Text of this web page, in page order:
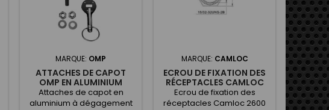
MARQUE: OMP
ATTACHES DE CAPOT
OMP EN ALUMINIUM
Attaches de capot en
aluminium à dégagement
MARQUE: CAMLOC
ECROU DE FIXATION DES
RÉCEPTACLES CAMLOC
2600
Ecrou de fixation des
réceptacles Camloc 2600